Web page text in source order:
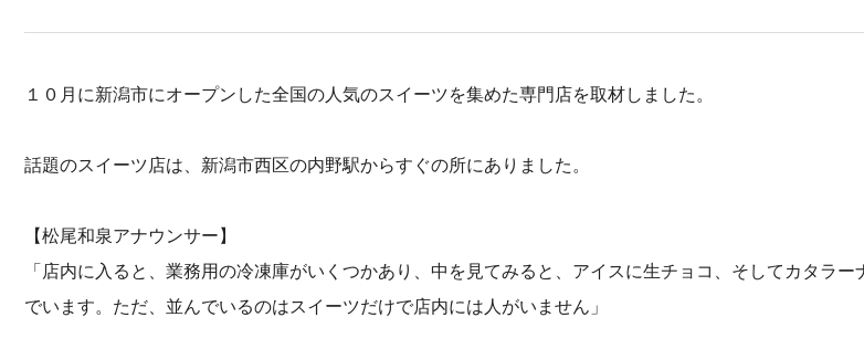
１０月に新潟市にオープンした全国の人気のスイーツを集めた専門店を取材しました。
話題のスイーツ店は、新潟市西区の内野駅からすぐの所にありました。
【松尾和泉アナウンサー】
「店内に入ると、業務用の冷凍庫がいくつかあり、中を見てみると、アイスに生チョコ、そしてカタラー
でいます。ただ、並んでいるのはスイーツだけで店内には人がいません」